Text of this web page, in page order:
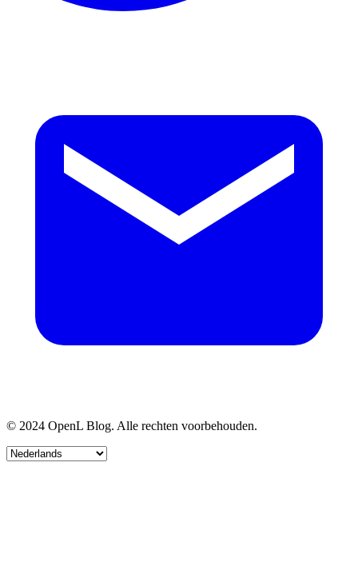
© 2024 OpenL Blog. Alle rechten voorbehouden.